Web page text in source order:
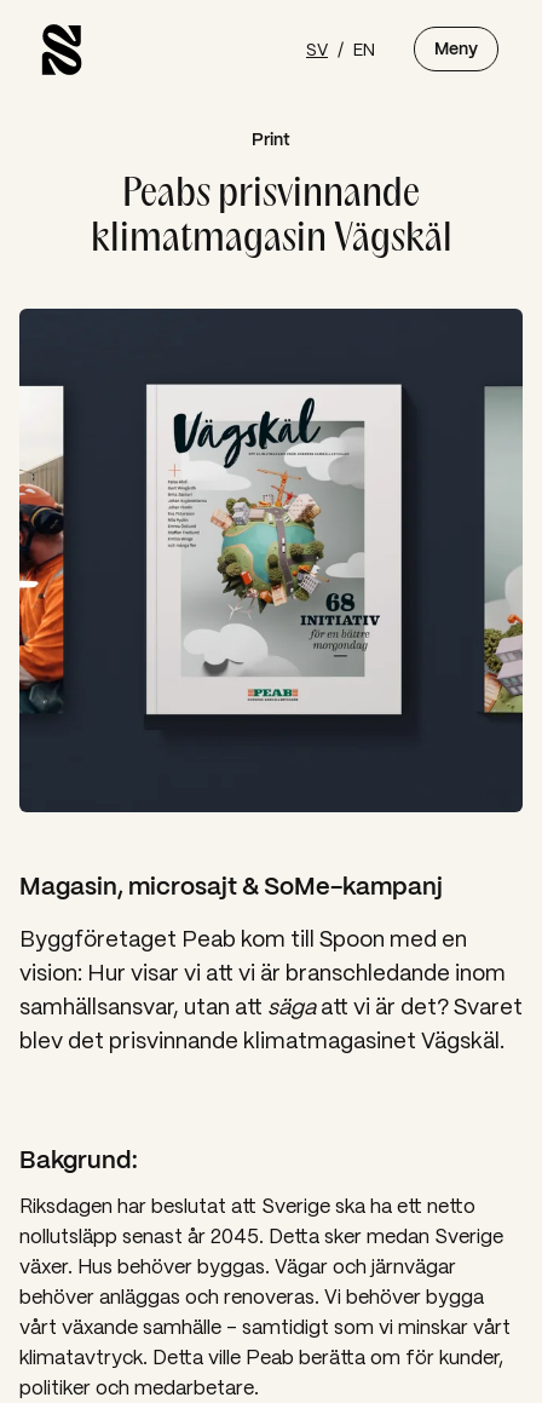
SV / EN Meny
Print
Peabs prisvinnande
klimatmagasin Vägskäl
Magasin, microsajt & SoMe-kampanj
Byggföretaget Peab kom till Spoon med en
vision: Hur visar vi att vi är branschledande inom
samhällsansvar, utan att sägaatt vi är det? Svaret
blev det prisvinnande klimatmagasinet Vägskäl.
Bakgrund:
Riksdagen har beslutat att Sverige ska ha ett netto
nollutsläpp senast år 2045. Detta sker medan Sverige
växer. Hus behöver byggas. Vägar och järnvägar
behöver anläggas och renoveras. Vi behöver bygga
vårt växande samhälle – samtidigt som vi minskar vårt
klimatavtryck. Detta ville Peab berätta om för kunder,
politiker och medarbetare.